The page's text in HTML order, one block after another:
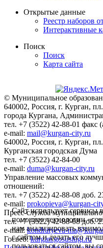
Открытые данные
Реестр наборов
Интерактивные
Поиск
Поиск
Карта сайта
© Муниципальное
640002, Россия, г. Курган,
города Кургана,
тел. +7 (3522) 42-88-01 факс
e-mail: mail@kurgan-city.ru
640002, Россия, г. Курган,
Курганская городская Дума
тел. +7 (3522) 42-84-00
e-mail: duma@kurgan-city.ru
Управление массовых
отношений:
тел. +7 (3522) 42-88-08 доб.
e-mail: prokopieva@kurgan-
Пресс-служба
тел. +7 (3522) 42-88-08 доб.
e-mail:kondratyeva-
Госвеб:kurgan.gosuslugi.ru
Сайт использует сервисы
помощью технологии
нам анализировать
с сайтом и делать его
пользоваться сайтом, вы